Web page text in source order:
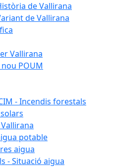
de Vallirana
de Vallirana
Vallirana
POUM
- Incendis forestals
potable
aigua
- Situació aigua